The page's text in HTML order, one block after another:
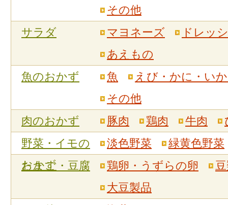
その他
サラダ
マヨネーズ
ドレッ
あえもの
魚のおかず
魚
えび・かに・い
その他
肉のおかず
豚肉 鶏肉 牛肉
野菜・イモの
おかず
淡色野菜
緑黄色野菜
たまご・豆腐
鶏卵・うずらの卵
大豆製品